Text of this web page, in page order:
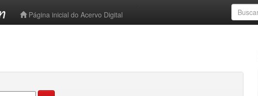
Página inicial do Acervo Digital